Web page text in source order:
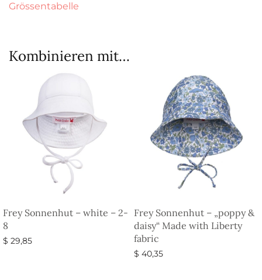
Grössentabelle
Kombinieren mit…
Frey Sonnenhut – white – 2-
8
$ 29,85
Frey Sonnenhut – „poppy &
daisy“ Made with Liberty
fabric
$ 40,35